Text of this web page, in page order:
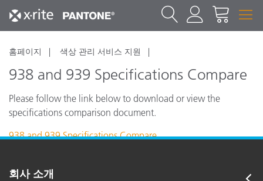
홈페이지 색상 관리 서비스 지원
938 and 939 Specifications Compare
Please follow the link below to download or view the
specifications comparison document.
938 and 939 Specifications Compare
회사 소개